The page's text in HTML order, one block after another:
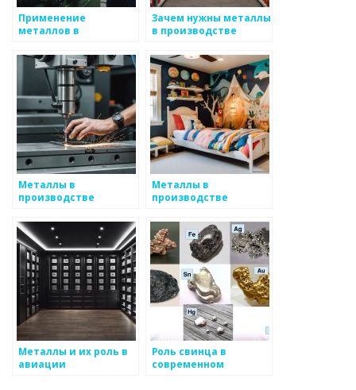
Применение
металлов в
ковке
Зачем нужны металлы
в производстве
Металлы в
производстве
Металлы в
производстве
Металлы и их роль в
авиации
Роль свинца в
современном